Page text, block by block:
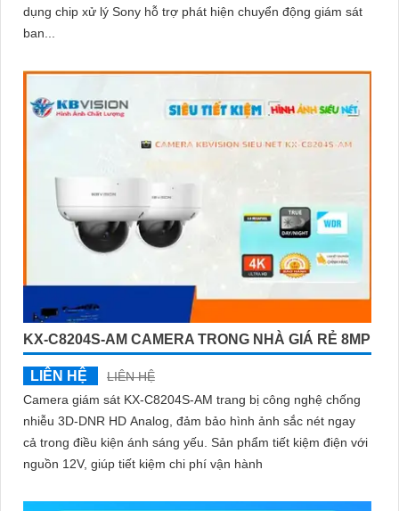
dụng chip xử lý Sony hỗ trợ phát hiện chuyển động giám sát
ban...
KX-C8204S-AM CAMERA TRONG NHÀ GIÁ RẺ 8MP
LIÊN HỆ
LIÊN HỆ
Camera giám sát KX-C8204S-AM trang bị công nghệ chống
nhiễu 3D-DNR HD Analog, đảm bảo hình ảnh sắc nét ngay
cả trong điều kiện ánh sáng yếu. Sản phẩm tiết kiệm điện với
nguồn 12V, giúp tiết kiệm chi phí vận hành